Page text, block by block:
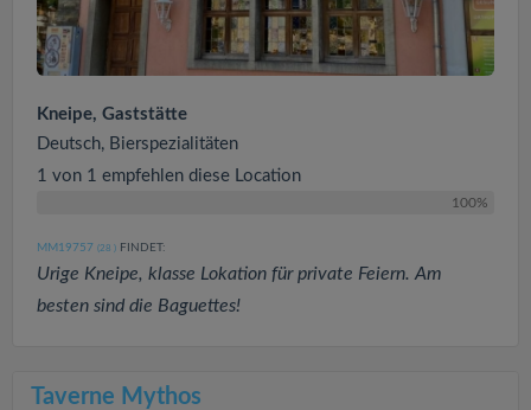
Kneipe, Gaststätte
Deutsch, Bierspezialitäten
1 von 1 empfehlen diese Location
100%
MM19757 (28 ) FINDET:
Urige Kneipe, klasse Lokation für private Feiern. Am
besten sind die Baguettes!
Taverne Mythos